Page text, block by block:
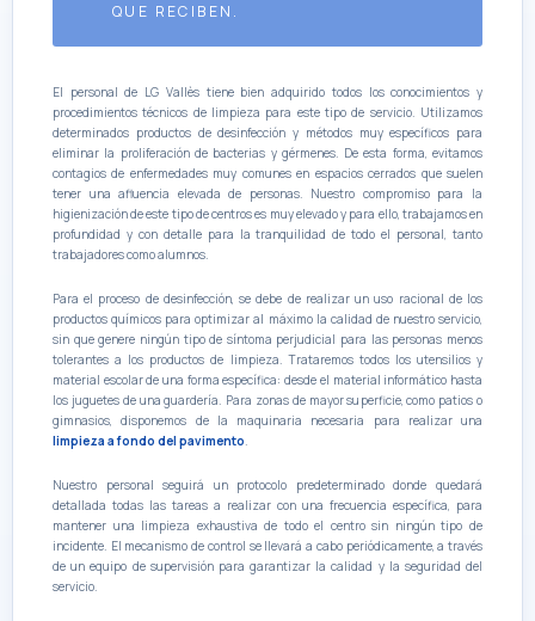
QUE RECIBEN.
El personal de LG Vallès tiene bien adquirido todos los conocimientos y
procedimientos técnicos de limpieza para este tipo de servicio. Utilizamos
determinados productos de desinfección y métodos muy específicos para
eliminar la proliferación de bacterias y gérmenes. De esta forma, evitamos
contagios de enfermedades muy comunes en espacios cerrados que suelen
tener una afluencia elevada de personas. Nuestro compromiso para la
higienización de este tipo de centros es muy elevado y para ello, trabajamos en
profundidad y con detalle para la tranquilidad de todo el personal, tanto
trabajadores como alumnos.
Para el proceso de desinfección, se debe de realizar un uso racional de los
productos químicos para optimizar al máximo la calidad de nuestro servicio,
sin que genere ningún tipo de síntoma perjudicial para las personas menos
tolerantes a los productos de limpieza. Trataremos todos los utensilios y
material escolar de una forma específica: desde el material informático hasta
los juguetes de una guardería. Para zonas de mayor superficie, como patios o
gimnasios, disponemos de la maquinaria necesaria para realizar una
limpieza a fondo del pavimento.
Nuestro personal seguirá un protocolo predeterminado donde quedará
detallada todas las tareas a realizar con una frecuencia específica, para
mantener una limpieza exhaustiva de todo el centro sin ningún tipo de
incidente. El mecanismo de control se llevará a cabo periódicamente, a través
de un equipo de supervisión para garantizar la calidad y la seguridad del
servicio.